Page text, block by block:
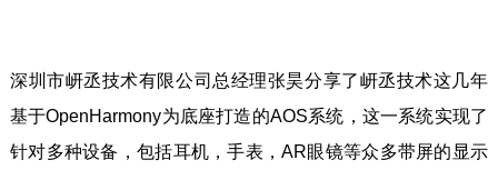
深圳市岍丞技术有限公司总经理张昊分享了岍丞技术这几年
基于OpenHarmony为底座打造的AOS系统，这一系统实现了
针对多种设备，包括耳机，手表，AR眼镜等众多带屏的显示